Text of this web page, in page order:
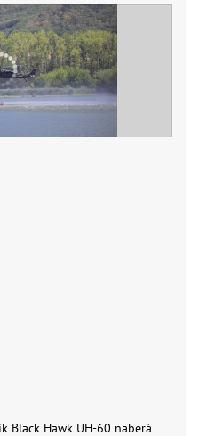
Black Hawk UH-60 naberá